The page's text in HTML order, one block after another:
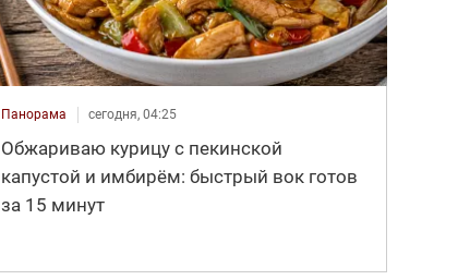
Панорама сегодня, 04:25
Обжариваю курицу с пекинской
капустой и имбирём: быстрый вок готов
за 15 минут